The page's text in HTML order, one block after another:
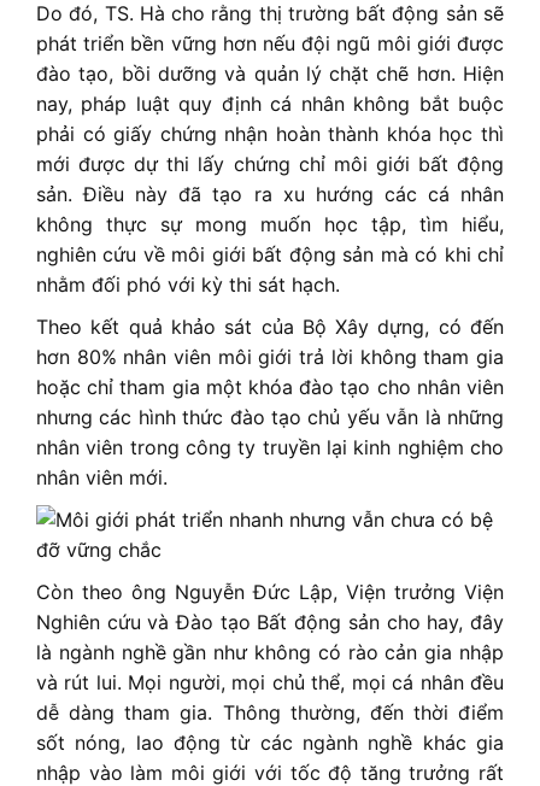
Do đó, TS. Hà cho rằng thị trường bất động sản sẽ
phát triển bền vững hơn nếu đội ngũ môi giới được
đào tạo, bồi dưỡng và quản lý chặt chẽ hơn. Hiện
nay, pháp luật quy định cá nhân không bắt buộc
phải có giấy chứng nhận hoàn thành khóa học thì
mới được dự thi lấy chứng chỉ môi giới bất động
sản. Điều này đã tạo ra xu hướng các cá nhân
không thực sự mong muốn học tập, tìm hiểu,
nghiên cứu về môi giới bất động sản mà có khi chỉ
nhằm đối phó với kỳ thi sát hạch.
Theo kết quả khảo sát của Bộ Xây dựng, có đến
hơn 80% nhân viên môi giới trả lời không tham gia
hoặc chỉ tham gia một khóa đào tạo cho nhân viên
nhưng các hình thức đào tạo chủ yếu vẫn là những
nhân viên trong công ty truyền lại kinh nghiệm cho
nhân viên mới.
Còn theo ông Nguyễn Đức Lập, Viện trưởng Viện
Nghiên cứu và Đào tạo Bất động sản cho hay, đây
là ngành nghề gần như không có rào cản gia nhập
và rút lui. Mọi người, mọi chủ thể, mọi cá nhân đều
dễ dàng tham gia. Thông thường, đến thời điểm
sốt nóng, lao động từ các ngành nghề khác gia
nhập vào làm môi giới với tốc độ tăng trưởng rất